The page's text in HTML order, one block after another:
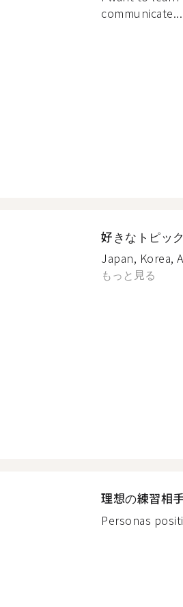
communicate...
好きなトピック
Japan, Korea,
もっと見る
理想の練習相
Personas